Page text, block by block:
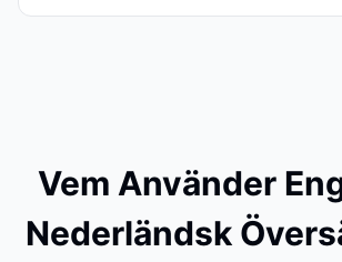
Vem Använder
Nederländsk